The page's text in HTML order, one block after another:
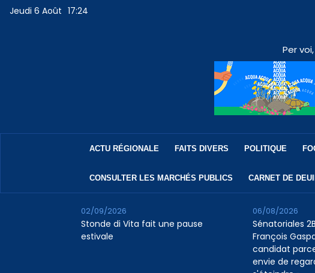
Jeudi 6 Août 17:24
Per
ACTU RÉGIONALE FAITS DIVERS POLITIQUE
CONSULTER LES MARCHÉS PUBLICS CARNET DE
Stonde di Vita fait une pause
estivale
02/09/2026
Sénatoriales
François
candidat
envie de
06/08/2026